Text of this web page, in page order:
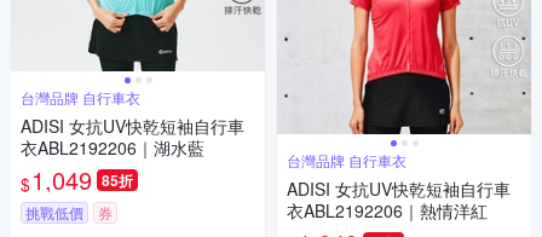
台灣品牌 自行車衣
ADISI 女抗UV快乾短袖自行車
衣ABL2192206｜湖水藍
$1,049 85折
挑戰低價 券
台灣品牌 自行車衣
ADISI 女抗UV快乾短袖自行車
衣ABL2192206｜熱情洋紅